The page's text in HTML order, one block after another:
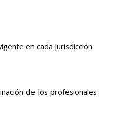
en cada jurisdicción.
de los profesionales